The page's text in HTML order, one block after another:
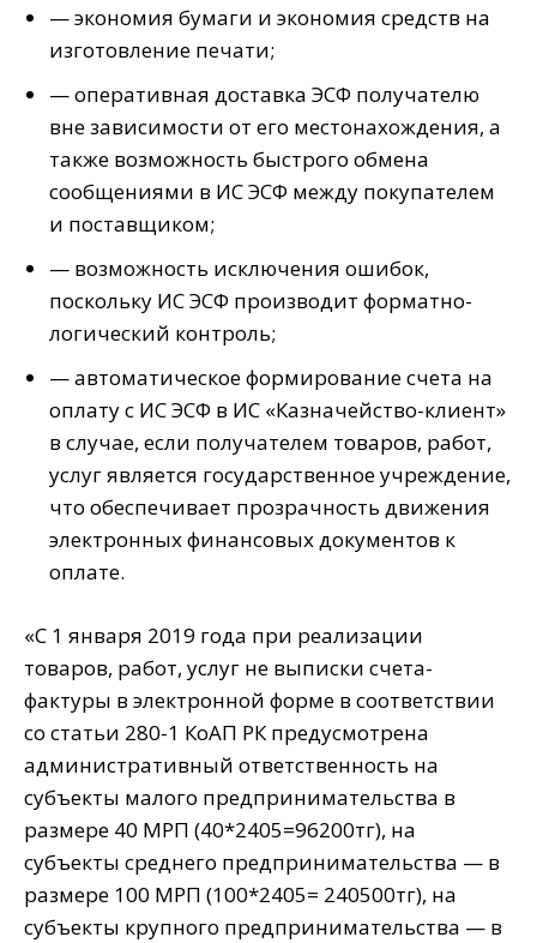
— экономия бумаги и экономия средств на
изготовление печати;
— оперативная доставка ЭСФ получателю
вне зависимости от его местонахождения, а
также возможность быстрого обмена
сообщениями в ИС ЭСФ между покупателем
и поставщиком;
— возможность исключения ошибок,
поскольку ИС ЭСФ производит форматно-
логический контроль;
— автоматическое формирование счета на
оплату с ИС ЭСФ в ИС «Казначейство-клиент»
в случае, если получателем товаров, работ,
услуг является государственное учреждение,
что обеспечивает прозрачность движения
электронных финансовых документов к
оплате.
«С 1 января 2019 года при реализации
товаров, работ, услуг не выписки счета-
фактуры в электронной форме в соответствии
со статьи 280-1 КоАП РК предусмотрена
административный ответственность на
субъекты малого предпринимательства в
размере 40 МРП (40*2405=96200тг), на
субъекты среднего предпринимательства — в
размере 100 МРП (100*2405= 240500тг), на
субъекты крупного предпринимательства — в